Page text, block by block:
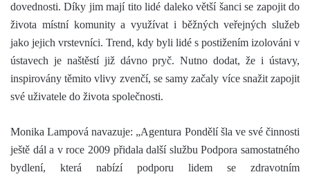
dovednosti. Díky jim mají tito lidé daleko větší šanci se zapojit do
života místní komunity a využívat i běžných veřejných služeb
jako jejich vrstevníci. Trend, kdy byli lidé s postižením izolováni v
ústavech je naštěstí již dávno pryč. Nutno dodat, že i ústavy,
inspirovány těmito vlivy zvenčí, se samy začaly více snažit zapojit
své uživatele do života společnosti.
Monika Lampová navazuje: „Agentura Pondělí šla ve své činnosti
ještě dál a v roce 2009 přidala další službu Podpora samostatného
bydlení, která nabízí podporu lidem se zdravotním